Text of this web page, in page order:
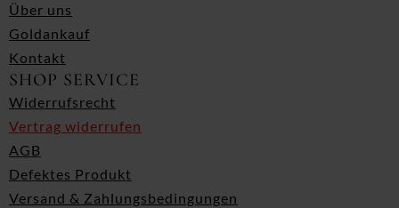
Über uns
Goldankauf
Kontakt
SHOP SERVICE
Widerrufsrecht
Vertrag widerrufen
AGB
Defektes Produkt
Versand & Zahlungsbedingungen